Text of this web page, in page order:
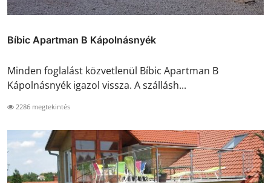
Bíbic Apartman B Kápolnásnyék
Minden foglalást közvetlenül Bíbic Apartman B
Kápolnásnyék igazol vissza. A szállásh...
2286 megtekintés